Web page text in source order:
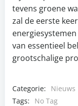
tevens groene
zal de eerste
van essentieel
grootschalige
Categorie:
Nieuws
Tags:
No Tag